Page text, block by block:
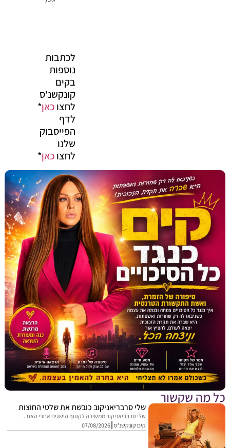
לכתבות
נוספות
בקים
קונקשנ'ס
לחצוכאן*
הפייסבוק
לחצוכאן*
שקשור
שלי סרבריאניקוב כובשת את שלטי החוצות
שלי סרבריאניקוב ממשיכה לקטוף הישגים אחרי האח...
קים קונקשנ'ס 07/08/2026